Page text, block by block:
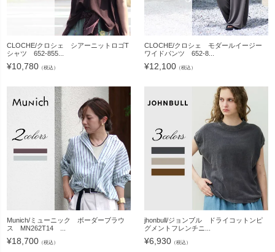
CLOCHE/クロシェ シアーニットロゴT
シャツ 652-855...
¥10,780 （税込）
CLOCHE/クロシェ モダールイージー
ワイドパンツ 652-8...
¥12,100 （税込）
Munich/ミューニック ボーダーブラウ
ス MN262T14 ...
¥18,700 （税込）
jhonbull/ジョンブル ドライコットンピ
グメントフレンチニ...
¥6,930 （税込）